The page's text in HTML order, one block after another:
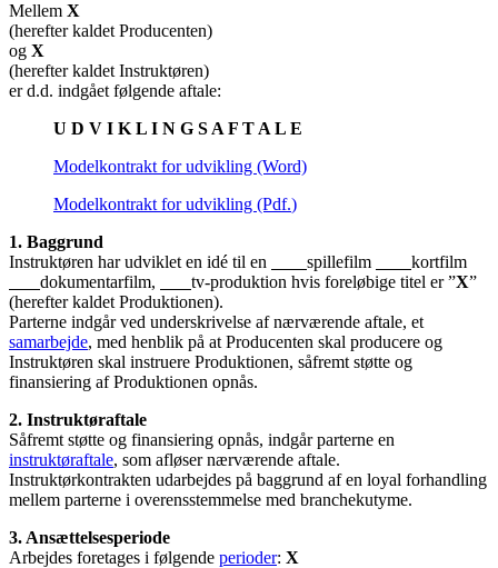
Mellem X
(herefter kaldet Producenten)
og X
(herefter kaldet Instruktøren)
er d.d. indgået følgende aftale:
U D V I K L I N G S A F T A L E
Modelkontrakt for udvikling (Word)
Modelkontrakt for udvikling (Pdf.)
1. Baggrund
Instruktøren har udviklet en idé til en
spillefilm
kortfilm
dokumentarfilm,
tv-produktion hvis foreløbige titel er ”X”
(herefter kaldet Produktionen).
Parterne indgår ved underskrivelse af nærværende aftale, et
samarbejde, med henblik på at Producenten skal producere og
Instruktøren skal instruere Produktionen, såfremt støtte og
finansiering af Produktionen opnås.
2. Instruktøraftale
Såfremt støtte og finansiering opnås, indgår parterne en
instruktøraftale, som afløser nærværende aftale.
Instruktørkontrakten udarbejdes på baggrund af en loyal forhandling
mellem parterne i overensstemmelse med branchekutyme.
3. Ansættelsesperiode
Arbejdes foretages i følgende perioder: X